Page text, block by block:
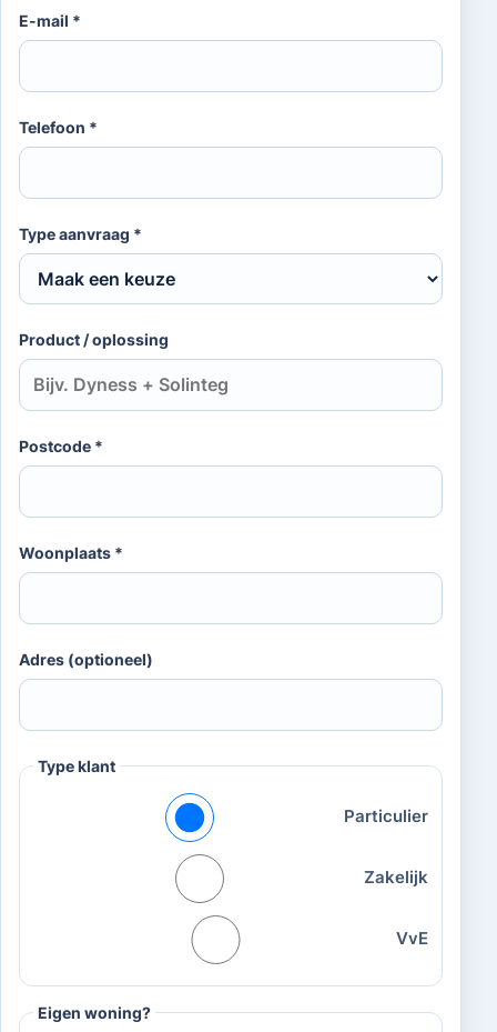
E-mail *
Telefoon *
Type aanvraag *
Product / oplossing
Postcode *
Woonplaats *
Adres (optioneel)
Type klant
Particulier
Zakelijk
VvE
Eigen woning?